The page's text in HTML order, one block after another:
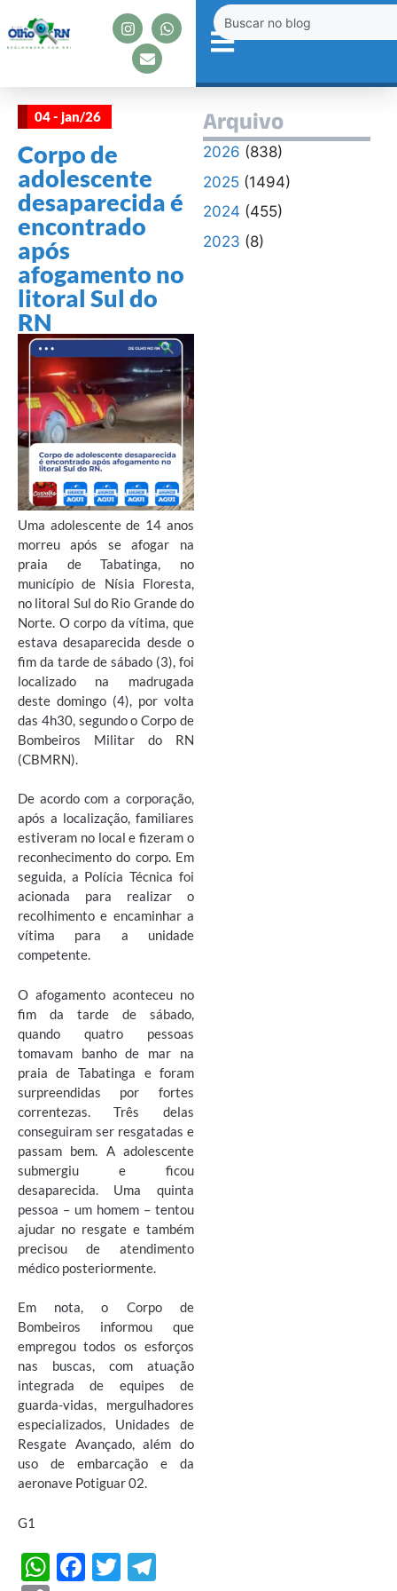
04 - jan/26
Corpo de
adolescente
desaparecida é
encontrado
após
afogamento no
litoral Sul do
RN
Uma adolescente de 14 anos
morreu após se afogar na
praia de Tabatinga, no
município de Nísia Floresta,
no litoral Sul do Rio Grande do
Norte. O corpo da vítima, que
estava desaparecida desde o
fim da tarde de sábado (3), foi
localizado na madrugada
deste domingo (4), por volta
das 4h30, segundo o Corpo de
Bombeiros Militar do RN
(CBMRN).
De acordo com a corporação,
após a localização, familiares
estiveram no local e fizeram o
reconhecimento do corpo. Em
seguida, a Polícia Técnica foi
acionada para realizar o
recolhimento e encaminhar a
vítima para a unidade
competente.
O afogamento aconteceu no
fim da tarde de sábado,
quando quatro pessoas
tomavam banho de mar na
praia de Tabatinga e foram
surpreendidas por fortes
correntezas. Três delas
conseguiram ser resgatadas e
passam bem. A adolescente
submergiu e ficou
desaparecida. Uma quinta
pessoa – um homem – tentou
ajudar no resgate e também
precisou de atendimento
médico posteriormente.
Em nota, o Corpo de
Bombeiros informou que
empregou todos os esforços
nas buscas, com atuação
integrada de equipes de
guarda-vidas, mergulhadores
especializados, Unidades de
Resgate Avançado, além do
uso de embarcação e da
aeronave Potiguar 02.
G1
W F
T
Arquivo
2026 (838)
2025(1494)
2024 (455)
2023 (8)